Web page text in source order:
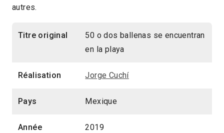
autres.
Titre original
50 o dos ballenas se encuentran
en la playa
Réalisation Jorge Cuchí
Pays Mexique
Année 2019